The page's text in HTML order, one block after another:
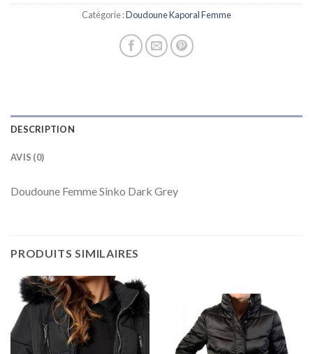
Catégorie :Doudoune Kaporal Femme
DESCRIPTION
AVIS (0)
Doudoune Femme Sinko Dark Grey
PRODUITS SIMILAIRES